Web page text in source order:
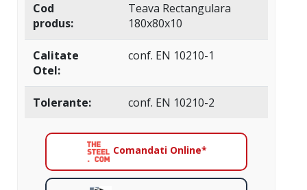
Cod
produs:
Teava Rectangulara
180x80x10
Calitate
Otel:
conf. EN 10210-1
Tolerante: conf. EN 10210-2
Comandati Online*